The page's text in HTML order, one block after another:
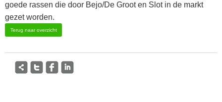
goede rassen die door Bejo/De Groot en Slot in de markt
gezet worden.
Terug naar overzicht